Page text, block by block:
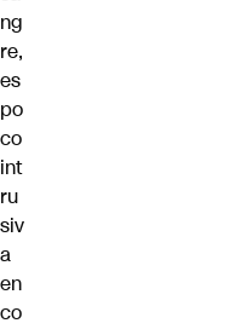
ng
re,
es
po
co
int
ru
siv
a
en
co